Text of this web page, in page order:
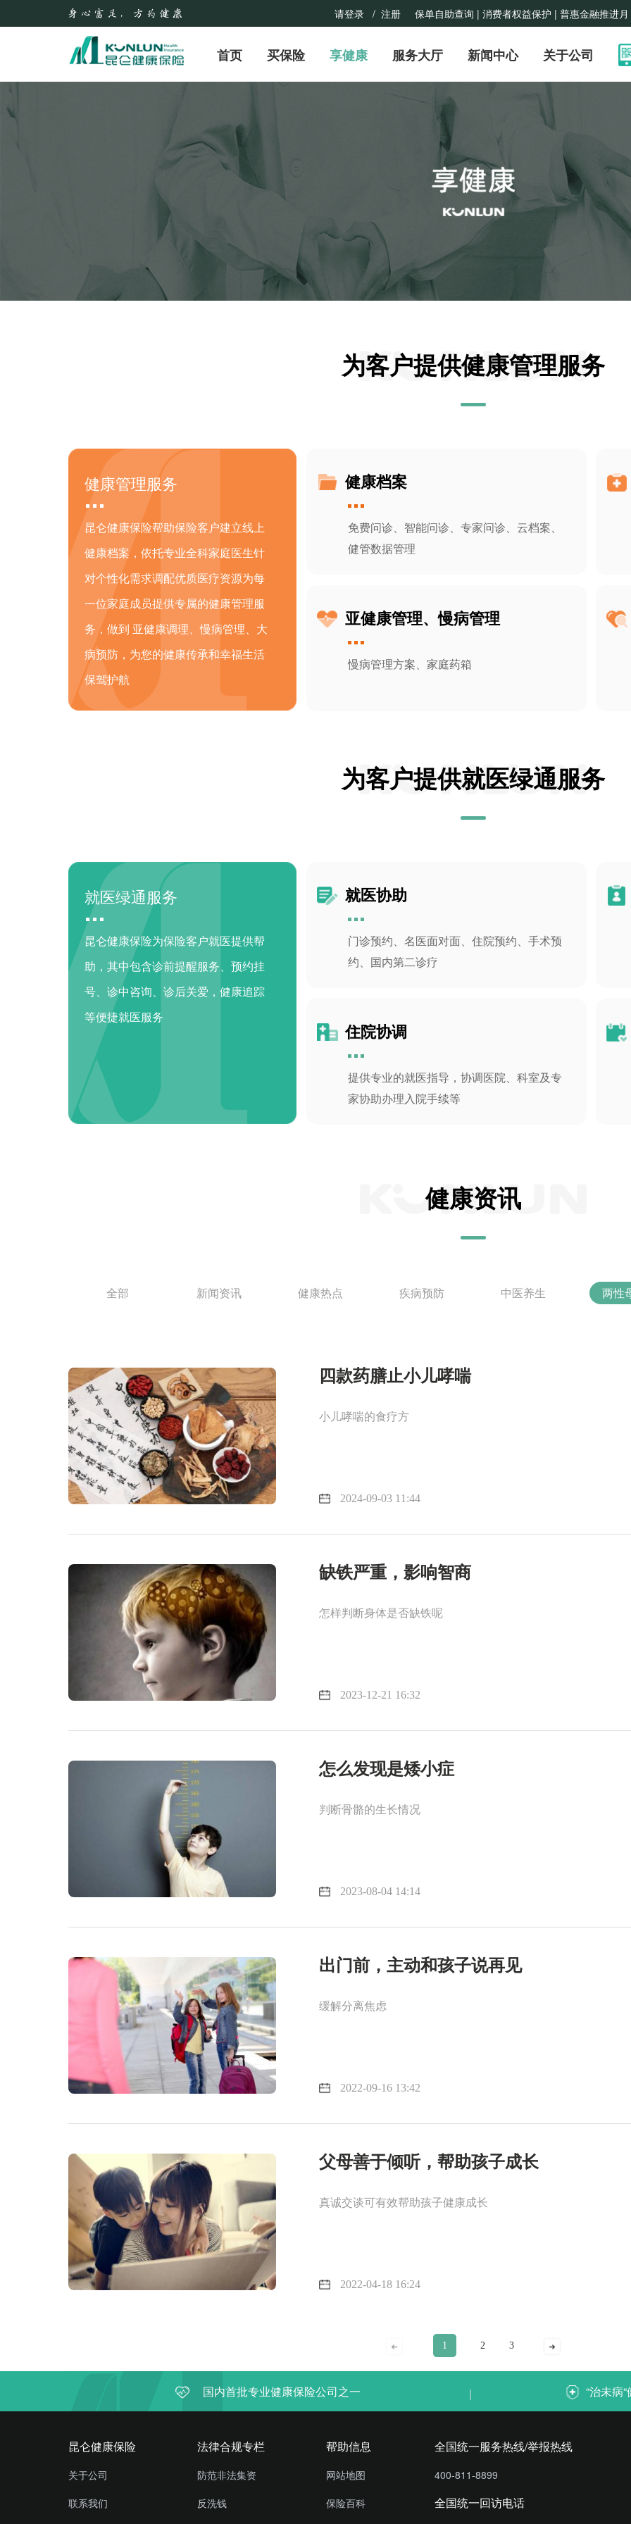
请登录 / 注册 保单自助查询 | 消费者权益保护 | 普惠金融推进月
首页 买保险 享健康 服务大厅 新闻中心 关于公司
为客户提供健康管理服务
健康管理服务
昆仑健康保险帮助保险客户建立线上
健康档案，依托专业全科家庭医生针
对个性化需求调配优质医疗资源为每
一位家庭成员提供专属的健康管理服
务，做到 亚健康调理、慢病管理、大
病预防，为您的健康传承和幸福生活
保驾护航
健康档案
免费问诊、智能问诊、专家问诊、云档案、
健管数据管理
亚健康管理、慢病管理
慢病管理方案、家庭药箱
为客户提供就医绿通服务
就医绿通服务
昆仑健康保险为保险客户就医提供帮
助，其中包含诊前提醒服务、预约挂
号、诊中咨询、诊后关爱，健康追踪
等便捷就医服务
就医协助
门诊预约、名医面对面、住院预约、手术预
约、国内第二诊疗
住院协调
提供专业的就医指导，协调医院、科室及专
家协助办理入院手续等
健康资讯
全部 新闻资讯 健康热点 疾病预防 中医养生 两性
四款药膳止小儿哮喘
小儿哮喘的食疗方
2024-09-03 11:44
缺铁严重，影响智商
怎样判断身体是否缺铁呢
2023-12-21 16:32
怎么发现是矮小症
判断骨骼的生长情况
2023-08-04 14:14
出门前，主动和孩子说再见
缓解分离焦虑
2022-09-16 13:42
父母善于倾听，帮助孩子成长
真诚交谈可有效帮助孩子健康成长
2022-04-18 16:24
1 2 3
国内首批专业健康保险公司之一 | “治未病
昆仑健康保险
关于公司
联系我们
法律合规专栏
防范非法集资
反洗钱
帮助信息
网站地图
保险百科
全国统一服务热线/举报热线
400-811-8899
全国统一回访电话